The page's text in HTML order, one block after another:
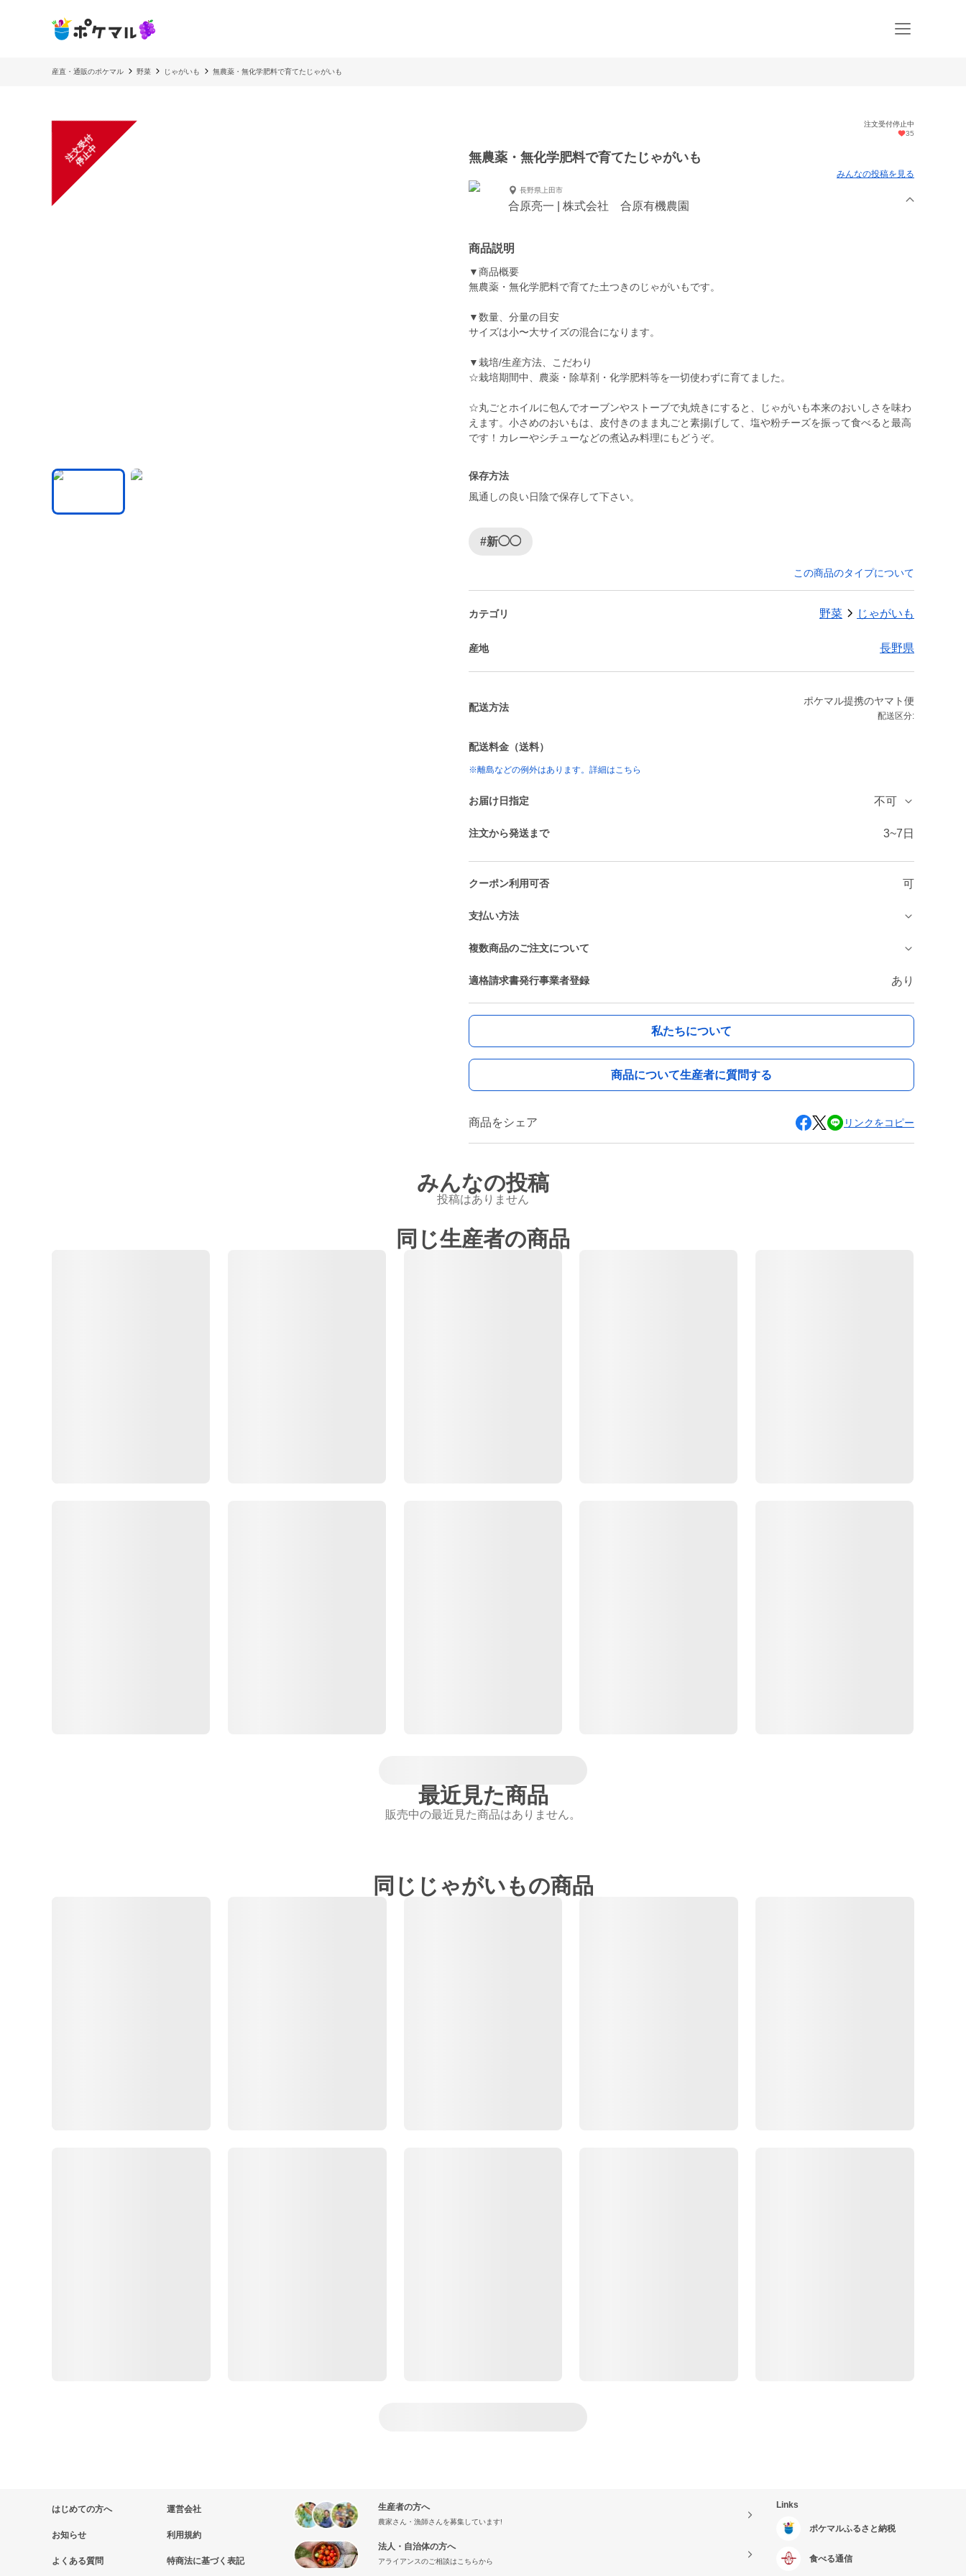
産直・通販のポケマル 野菜 じゃがいも 無農薬・無化学肥料で育てたじゃがいも
注
文
受
付
停
止
中
注文受付停止中
35
無農薬・無化学肥料で育てたじゃがいも
みんなの投稿を見る
長野県上田市
合原亮一 | 株式会社 合原有機農園
商品説明
▼商品概要
無農薬・無化学肥料で育てた土つきのじゃがいもです。
▼数量、分量の目安
サイズは小〜大サイズの混合になります。
▼栽培/生産方法、こだわり
☆栽培期間中、農薬・除草剤・化学肥料等を一切使わずに育てました。
☆丸ごとホイルに包んでオーブンやストーブで丸焼きにすると、じゃがいも本来のおいしさを味わ
えます。小さめのおいもは、皮付きのまま丸ごと素揚げして、塩や粉チーズを振って食べると最高
です！カレーやシチューなどの煮込み料理にもどうぞ。
保存方法
風通しの良い日陰で保存して下さい。
#新◯◯
この商品のタイプについて
カテゴリ 野菜 じゃがいも
産地 長野県
配送方法
ポケマル提携のヤマト便
配送区分:
配送料金（送料）
※離島などの例外はあります。詳細はこちら
お届け日指定 不可
注文から発送まで 3~7日
クーポン利用可否 可
支払い方法
複数商品のご注文について
適格請求書発行事業者登録 あり
私たちについて
商品について生産者に質問する
商品をシェア リンクをコピー
みんなの投稿
投稿はありません
同じ生産者の商品
最近見た商品
販売中の最近見た商品はありません。
同じじゃがいもの商品
はじめての方へ
お知らせ
よくある質問
運営会社
利用規約
特商法に基づく表記
生産者の方へ
農家さん・漁師さんを募集しています!
法人・自治体の方へ
アライアンスのご相談はこちらから
Links
ポケマルふるさと納税
食べる通信